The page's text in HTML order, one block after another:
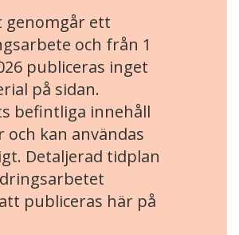
genomgår ett
och från 1
publiceras inget
på sidan.
befintliga innehåll
och kan användas
Detaljerad tidplan
publiceras här på